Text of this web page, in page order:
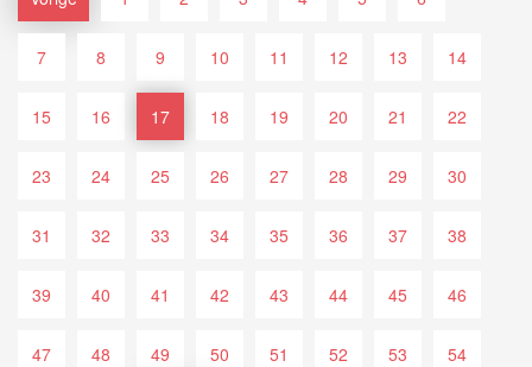
7 8 9 10 11 12 13 14
15 16 17 18 19 20 21 22
23 24 25 26 27 28 29 30
31 32 33 34 35 36 37 38
39 40 41 42 43 44 45 46
47 48 49 50 51 52 53 54